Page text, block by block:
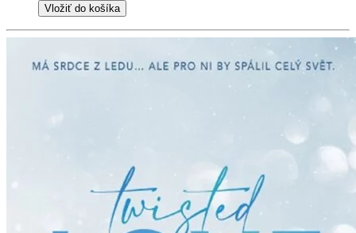
Vložiť do košíka